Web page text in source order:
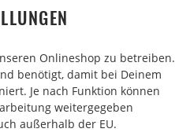
Onlineshop zu betreiben.
benötigt, damit bei Deinem
Je nach Funktion können
weitergegeben
außerhalb der EU.